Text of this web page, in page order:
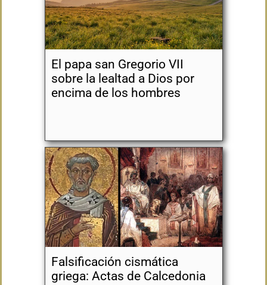
El papa san Gregorio VII
sobre la lealtad a Dios por
encima de los hombres
Falsificación cismática
griega: Actas de Calcedonia